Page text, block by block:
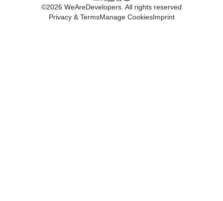
©2026 WeAreDevelopers. All rights reserved
Privacy & TermsManage CookiesImprint